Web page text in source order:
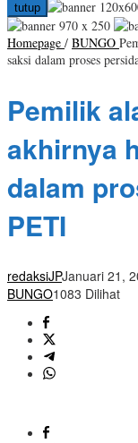
tutup
Homepage / BUNGO
saksi dalam proses
Pemilik
akhirnya
dalam
PETI
redaksiJPJanuari 21,
BUNGO1083 Dilihat